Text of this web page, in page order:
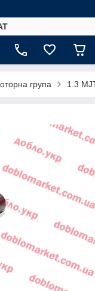
група 1.3